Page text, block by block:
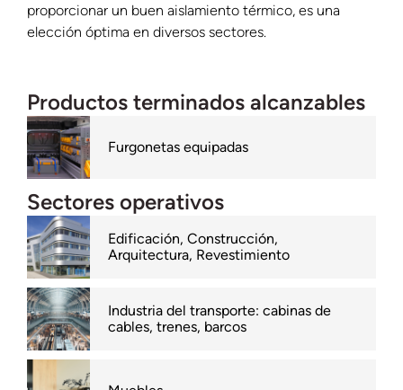
proporcionar un buen aislamiento térmico, es una
elección óptima en diversos sectores.
Productos terminados alcanzables
Furgonetas equipadas
Sectores operativos
Edificación, Construcción,
Arquitectura, Revestimiento
Industria del transporte: cabinas de
cables, trenes, barcos